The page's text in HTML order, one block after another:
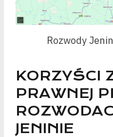
Rozwody
KORZYŚCI
PRAWNEJ
JENINIE